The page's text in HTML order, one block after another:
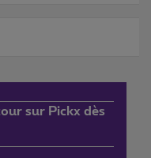
sur Pickx dès